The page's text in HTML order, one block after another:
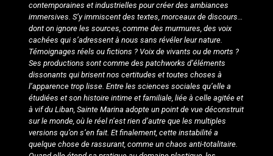
contemporaines et industrielles pour créer des ambiances
immersives. S’y immiscent des textes, morceaux de discours…
dont on ignore les sources, comme des murmures, des voix
cachées qui s’adressent à nous sans révéler leur nature.
Témoignages réels ou fictions ? Voix de vivants ou de morts ?
Ses productions sont comme des patchworks d’éléments
dissonants qui brisent nos certitudes et toutes choses à
l’apparence trop lisse. Entre les sciences sociales qu’elle a
étudiées et son histoire intime et familiale, liée à celle agitée et
à vif du Liban, Sainte Marina adopte un point de vue déconstruit
sur le monde, où le réel n’est rien d’autre que les multiples
versions qu’on s’en fait. Et finalement, cette instabilité a
quelque chose de rassurant, comme un chaos anti-totalitaire.